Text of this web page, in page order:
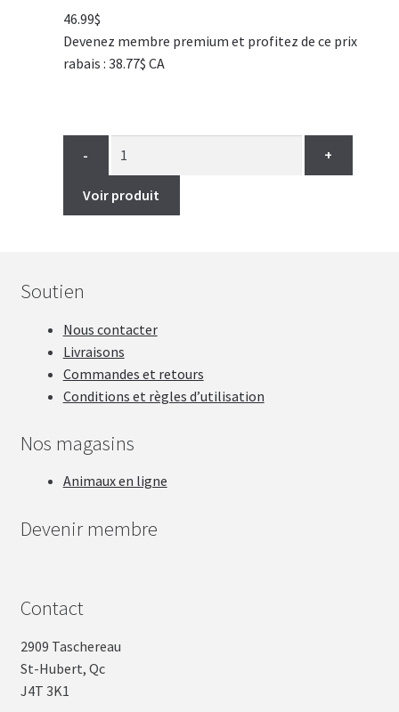
46.99$
Devenez membre premium et profitez de ce prix
rabais : 38.77$ CA
- +
Voir produit
Soutien
Nous contacter
Livraisons
Commandes et retours
Conditions et règles d’utilisation
Nos magasins
Animaux en ligne
Devenir membre
Contact
2909 Taschereau
St-Hubert, Qc
J4T 3K1